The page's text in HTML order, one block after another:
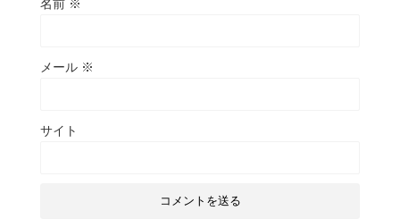
名前 ※
メール ※
サイト